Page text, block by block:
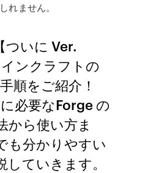
れません。
いに Ver.
ンクラフトの
順をご紹介！
必要なForge の
から使い方ま
も分かりやすい
ていきます。